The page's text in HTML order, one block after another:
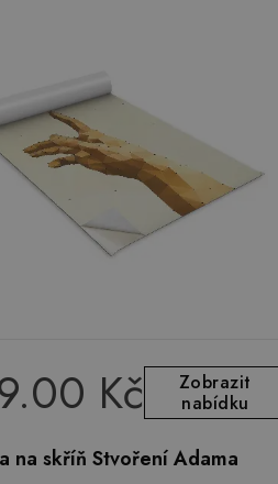
Kč
Zobrazit
nabídku
na skříň Stvoření Adama